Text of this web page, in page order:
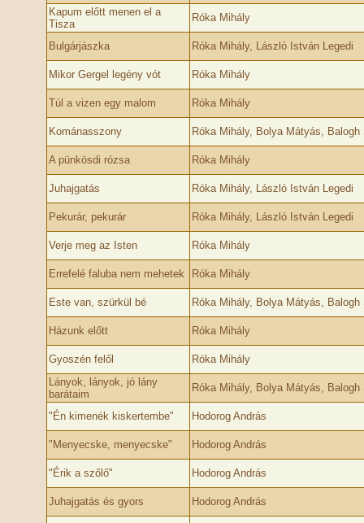
Kapum előtt menen el a
Tisza
Róka Mihály
Bulgárjászka Róka Mihály, László István Legedi
Mikor Gergel legény vót Róka Mihály
Túl a vizen egy malom Róka Mihály
Kománasszony Róka Mihály, Bolya Mátyás, Balogh
A pünkösdi rózsa Róka Mihály
Juhajgatás Róka Mihály, László István Legedi
Pekurár, pekurár Róka Mihály, László István Legedi
Verje meg az Isten Róka Mihály
Errefelé faluba nem mehetek Róka Mihály
Este van, szürkül bé Róka Mihály, Bolya Mátyás, Balogh
Házunk előtt Róka Mihály
Gyoszén felől
Róka Mihály
Lányok, lányok, jó lány
barátaim
Róka Mihály, Bolya Mátyás, Balogh
"Én kimenék kiskertembe" Hodorog András
"Menyecske, menyecske" Hodorog András
"Érik a szőlő" Hodorog András
Juhajgatás és gyors Hodorog András